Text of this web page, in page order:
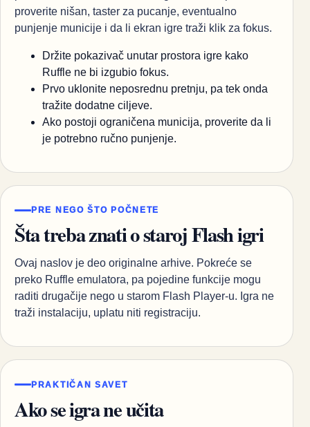
proverite nišan, taster za pucanje, eventualno
punjenje municije i da li ekran igre traži klik za fokus.
Držite pokazivač unutar prostora igre kako
Ruffle ne bi izgubio fokus.
Prvo uklonite neposrednu pretnju, pa tek onda
tražite dodatne ciljeve.
Ako postoji ograničena municija, proverite da li
je potrebno ručno punjenje.
PRE NEGO ŠTO POČNETE
Šta treba znati o staroj Flash igri
Ovaj naslov je deo originalne arhive. Pokreće se
preko Ruffle emulatora, pa pojedine funkcije mogu
raditi drugačije nego u starom Flash Player-u. Igra ne
traži instalaciju, uplatu niti registraciju.
PRAKTIČAN SAVET
Ako se igra ne učita